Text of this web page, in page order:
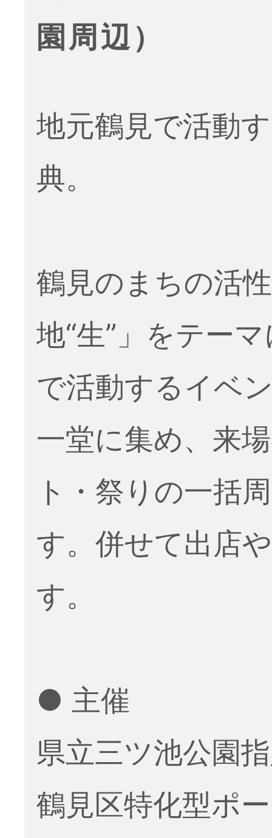
園周辺）
地元鶴見で活動
典。
鶴見のまちの活
地“生”」をテー
で活動するイベ
一堂に集め、来
ト・祭りの一括
す。併せて出店
す。
● 主催
県立三ツ池公園
鶴見区特化型ポ